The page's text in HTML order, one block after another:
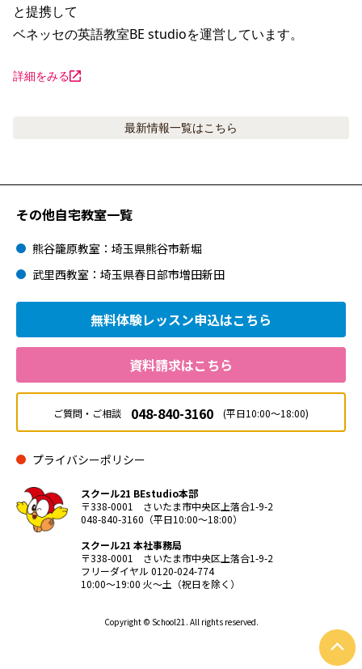
と提携して
ベネッセの英語教室BE studioを運営しています。
詳細をみる
最新情報一覧はこちら
その他自宅教室一覧
熊谷籠原教室：埼玉県熊谷市新堀
武里西教室：埼玉県春日部市増田新田
無料体験レッスン申込はこちら
資料請求はこちら
ご質問・ご相談 048-840-3160 (平日10:00～18:00)
プライバシーポリシー
スクール21 BEstudio本部
〒338-0001 さいたま市中央区上落合1-9-2
048-840-3160（平日10:00～18:00）
スクール21 本社事務局
〒338-0001 さいたま市中央区上落合1-9-2
フリーダイヤル 0120-024-774
10:00〜19:00 火〜土（祝日を除く）
Copyright © School21. All rights reserved.